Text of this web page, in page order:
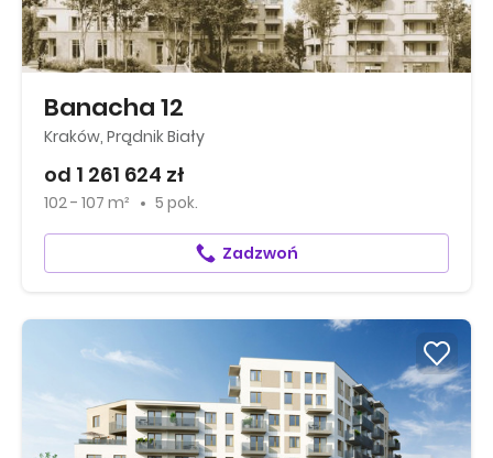
Banacha 12
Kraków, Prądnik Biały
od 1 261 624 zł
102 - 107 m² 5 pok.
Zadzwoń